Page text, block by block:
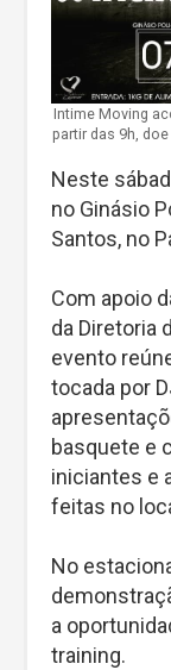
Intime Moving
partir das 9h,
Neste
no Ginásio
Santos, no
Com apoio
da Diretoria
evento
tocada por
basquete e
iniciantes e
feitas no
No
a
training.